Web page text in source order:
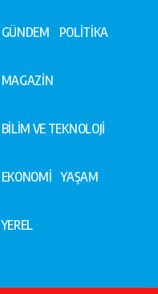
GÜNDEM POLİTİKA
MAGAZİN
BİLİM VE TEKNOLOJİ
EKONOMİ YAŞAM
YEREL